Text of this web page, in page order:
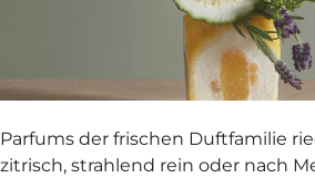
Parfums der frischen Duftfamilie
zitrisch, strahlend rein oder nach